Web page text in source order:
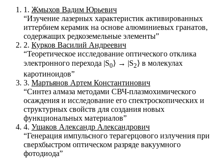
1. Жмыхов Вадим Юрьевич
“Изучение лазерных характеристик активированных
иттербием керамик на основе алюминиевых гранатов,
содержащих редкоземельные элементы”
2. Курков Василий Андреевич
“Теоретическое исследование оптического отклика
электронного перехода |S0⟩ → |S2⟩ в молекулах
каротиноидов”
3. Мартьянов Артем Константинович
“Синтез алмаза методами СВЧ-плазмохимического
осаждения и исследование его спектроскопических и
структурных свойств для создания новых
функциональных материалов”
4. Ушаков Александр Александрович
“Генерация импульсного терагерцового излучения при
сверхбыстром оптическом разряде вакуумного
фотодиода”